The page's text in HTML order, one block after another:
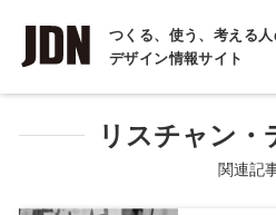
つくる、使う、考える人
デザイン情報サイト
INTERVIEW
インタビュー
REPORT
リスチャン・
関連記